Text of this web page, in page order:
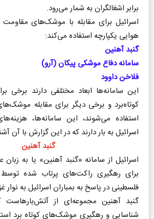
برابر اشغالگران به شمار می‌رود.
هوایی یکپارچه استفاده می‌کند:
گنبد آهنین
سامانه دفاع موشکی پیکان (آرو)
فلاخن داوود
این سامانه‌ها ابعاد مختلفی دارند
کوتاه‌برد و برخی دیگر برای مقابله
استفاده می‌شوند، این سامانه‌ها،
اسرائیل به بار دارند که در این گزارش با آن
گنبد آهنین
اسرائیل از سامانه «گنبد آهنین» یا به
برای رهگیری راکت‌های پرتاب شده
فلسطینی در پاسخ به بمباران اسرائیل به نوار
گنبد آهنین مجموعه‌ای از آتش‌بارهاست
شناسایی و رهگیری موشک‌های کوتاه برد